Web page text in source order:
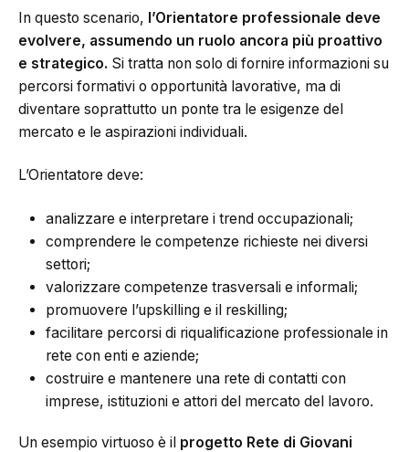
In questo scenario, l’Orientatore professionale deve
evolvere, assumendo un ruolo ancora più proattivo
e strategico. Si tratta non solo di fornire informazioni su
percorsi formativi o opportunità lavorative, ma di
diventare soprattutto un ponte tra le esigenze del
mercato e le aspirazioni individuali.
L’Orientatore deve:
analizzare e interpretare i trend occupazionali;
comprendere le competenze richieste nei diversi
settori;
valorizzare competenze trasversali e informali;
promuovere l’upskilling e il reskilling;
facilitare percorsi di riqualificazione professionale in
rete con enti e aziende;
costruire e mantenere una rete di contatti con
imprese, istituzioni e attori del mercato del lavoro.
Un esempio virtuoso è il progetto Rete di Giovani